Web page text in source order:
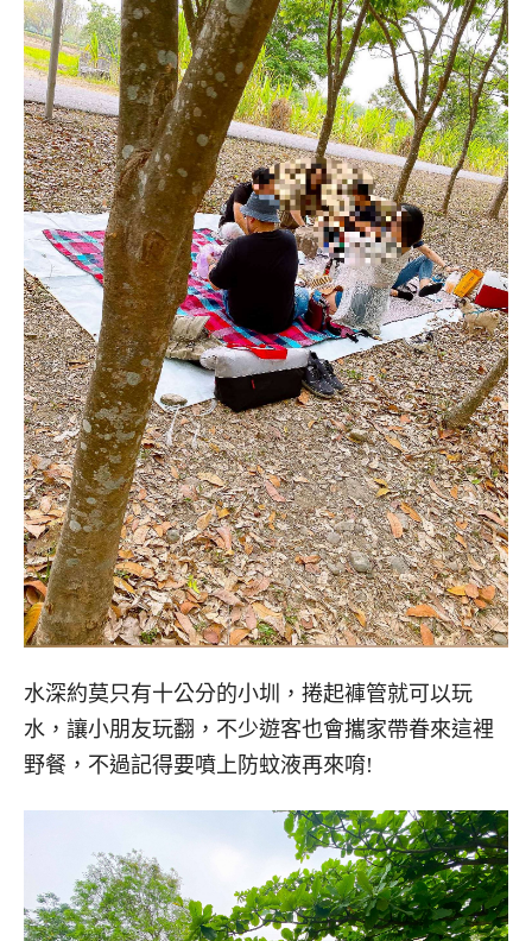
水深約莫只有十公分的小圳，捲起褲管就可以玩
水，讓小朋友玩翻，不少遊客也會攜家帶眷來這裡
野餐，不過記得要噴上防蚊液再來唷!